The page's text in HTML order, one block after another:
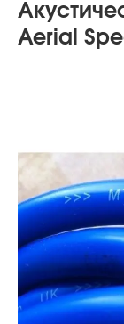
Aerial